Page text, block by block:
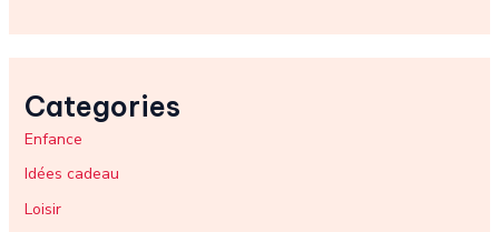
Categories
Enfance
Idées cadeau
Loisir